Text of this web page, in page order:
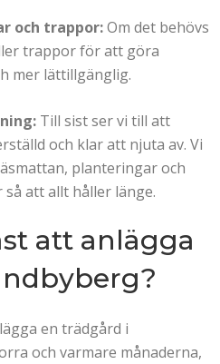
och trappor:Om det behövs
trappor för att göra
mer lättillgänglig.
Till sist ser vi till att
och klar att njuta av. Vi
planteringar och
att allt håller länge.
att anlägga
en trädgård i
och varmare månaderna,